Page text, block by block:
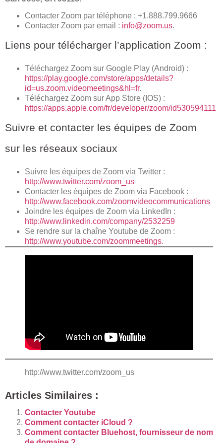
Contacter Zoom par téléphone : +1.888.799.9666
Contacter Zoom par email : info@zoom.us.
Liens pour télécharger l’application Zoom :
Téléchargez Zoom sur Google Play (Android) :
https://play.google.com/store/apps/details?
id=us.zoom.videomeetings&hl=fr.
Téléchargez Zoom sur App Store (IOS) :
https://apps.apple.com/fr/developer/zoom/id530594111
Suivre et contacter les équipes de Zoom
sur les réseaux sociaux
Suivre les équipes de Zoom via Twitter :
http://www.twitter.com/zoom_us
Contacter les équipes de Zoom via Facebook :
http://www.facebook.com/zoomvideocommunications
Joindre les équipes de Zoom via LinkedIn :
http://www.linkedin.com/company/2532259
Se rendre sur la chaîne Youtube de Zoom :
http://www.youtube.com/zoommeetings.
http://www.twitter.com/zoom_us
Articles Similaires :
Contacter Youtube
Comment contacter iCloud ?
Comment contacter Bluehost, fournisseur de nom